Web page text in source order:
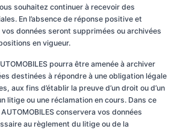
souhaitez continuer à recevoir des
En l’absence de réponse positive et
données seront supprimées ou archivées
en vigueur.
pourra être amenée à archiver
destinées à répondre à une obligation légale
aux fins d’établir la preuve d’un droit ou d’un
litige ou une réclamation en cours. Dans ce
conservera vos données
au règlement du litige ou de la